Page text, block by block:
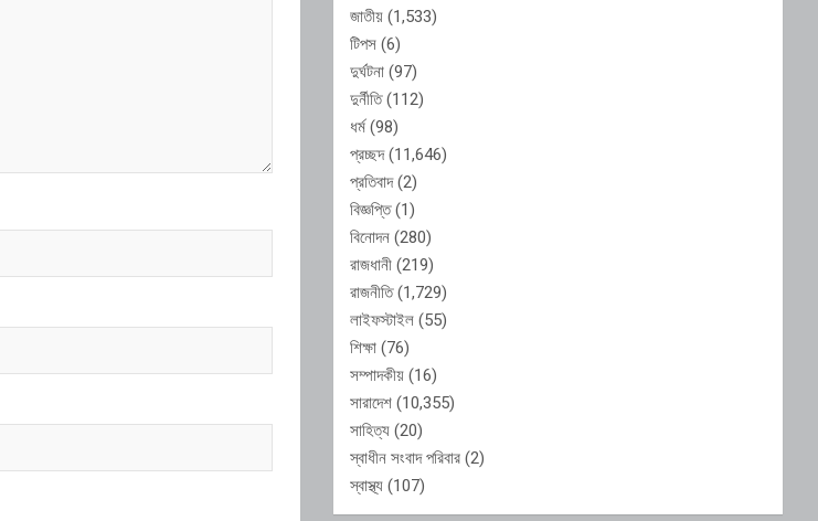
জাতীয় (1,533)
টিপস (6)
দুর্ঘটনা (97)
দুর্নীতি(112)
ধর্ম(98)
প্রচ্ছদ(11,646)
প্রতিবাদ(2)
বিজ্ঞপ্তি(1)
বিনোদন (280)
রাজধানী (219)
রাজনীতি(1,729)
লাইফস্টাইল (55)
শিক্ষা (76)
সম্পাদকীয় (16)
সারাদেশ (10,355)
সাহিত্য (20)
স্বাধীন সংবাদ পরিবার (2)
স্বাস্থ্য (107)